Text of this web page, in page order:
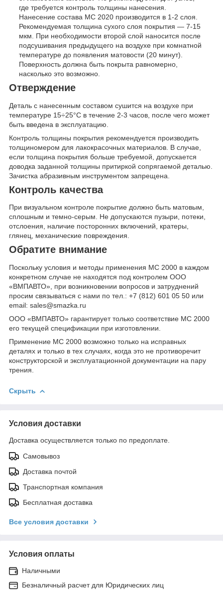
где требуется контроль толщины нанесения.
Нанесение состава МС 2020 производится в 1-2 слоя.
Рекомендуемая толщина сухого слоя покрытия — 7-15
мкм. При необходимости второй слой наносится после
подсушивания предыдущего на воздухе при комнатной
температуре до появления матовости (20 минут).
Поверхность должна быть покрыта равномерно,
насколько это возможно.
Отверждение
Деталь с нанесенным составом сушится на воздухе при
температуре 15÷25°С в течение 2-3 часов, после чего может
быть введена в эксплуатацию.
Контроль толщины покрытия рекомендуется производить
толщиномером для лакокрасочных материалов. В случае,
если толщина покрытия больше требуемой, допускается
доводка заданной толщины притиркой сопрягаемой деталью.
Зачистка абразивным инструментом запрещена.
Контроль качества
При визуальном контроле покрытие должно быть матовым,
сплошным и темно-серым. Не допускаются пузыри, потеки,
отслоения, наличие посторонних включений, кратеры,
глянец, механические повреждения.
Обратите внимание
Поскольку условия и методы применения МС 2000 в каждом
конкретном случае не находятся под контролем ООО
«ВМПАВТО», при возникновении вопросов и затруднений
просим связываться с нами по тел.: +7 (812) 601 05 50 или
email: sales@smazka.ru
ООО «ВМПАВТО» гарантирует только соответствие МС 2000
его текущей спецификации при изготовлении.
Применение МС 2000 возможно только на исправных
деталях и только в тех случаях, когда это не противоречит
конструкторской и эксплуатационной документации на пару
трения.
Скрыть
Условия доставки
Доставка осуществляется только по предоплате.
Самовывоз
Доставка почтой
Транспортная компания
Бесплатная доставка
Все условия доставки
Условия оплаты
Наличными
Безналичный расчет для Юридических лиц